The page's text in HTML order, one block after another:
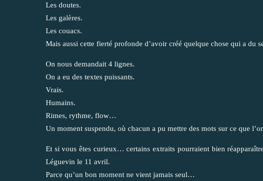
Les doutes.
Les galères.
Les couacs.
Mais aussi cette fierté profonde d’avoir créé quelque chose qui a du
On nous demandait 4 lignes.
On a eu des textes puissants.
Vrais.
Humains.
Rimes, rythme, flow…
Un moment suspendu, où chacun a pu mettre des mots sur ce que
Et si vous êtes curieux… certains extraits pourraient bien
Léguevin le 11 avril.
Parce qu’un bon moment ne vient jamais seul…